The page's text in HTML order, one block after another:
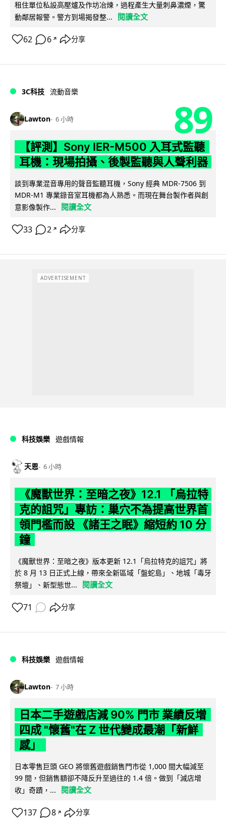
租住單位私設高壓爐及作坊冶煉，過程產生大量刺鼻濃煙，驚
動鄰居報警。警方到場揭發整...
閱讀全文
62 6 ↗ 分享
3C科技 流動音樂
Lawton 6 小時 89
【評測】Sony IER-M500 入耳式監聽
耳機：現場拍攝、後製監聽與人聲利器
談到專業混音專用的聲音監聽耳機，Sony 經典 MDR-7506 到
MDR-M1 專業錄音室耳機都為人熟悉。而現在舞台製作者與創
意影像製作...
閱讀全文
33 2 ↗ 分享
ADVERTISEMENT
科技娛樂 遊戲情報
天恩 6 小時
《魔獸世界：至暗之夜》12.1 「烏拉特
克的詛咒」專訪：巢穴不為提高世界首
領門檻而設 《諸王之眠》縮短約 10 分
鐘
《魔獸世界：至暗之夜》版本更新 12.1「烏拉特克的詛咒」將
於 8 月 13 日正式上線，帶來全新區域「盤蛇島」、地城「毒牙
祭壇」、新型態世...
閱讀全文
71 分享
科技娛樂 遊戲情報
Lawton 7 小時
日本二手遊戲店減 90% 門市 業績反增
四成 "懷舊"在 Z 世代變成最潮「新鮮
感」
日本零售巨頭 GEO 將懷舊遊戲銷售門市從 1,000 間大幅減至
99 間，但銷售額卻不降反升至過往的 1.4 倍。做到「減店增
收」奇蹟，...
閱讀全文
137 8 ↗ 分享